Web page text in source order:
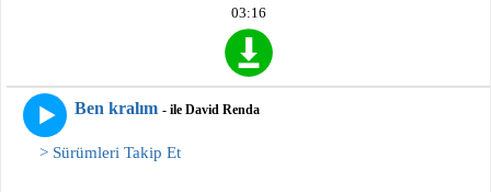
03:16
Ben kralım - ile David Renda
> Sürümleri Takip Et